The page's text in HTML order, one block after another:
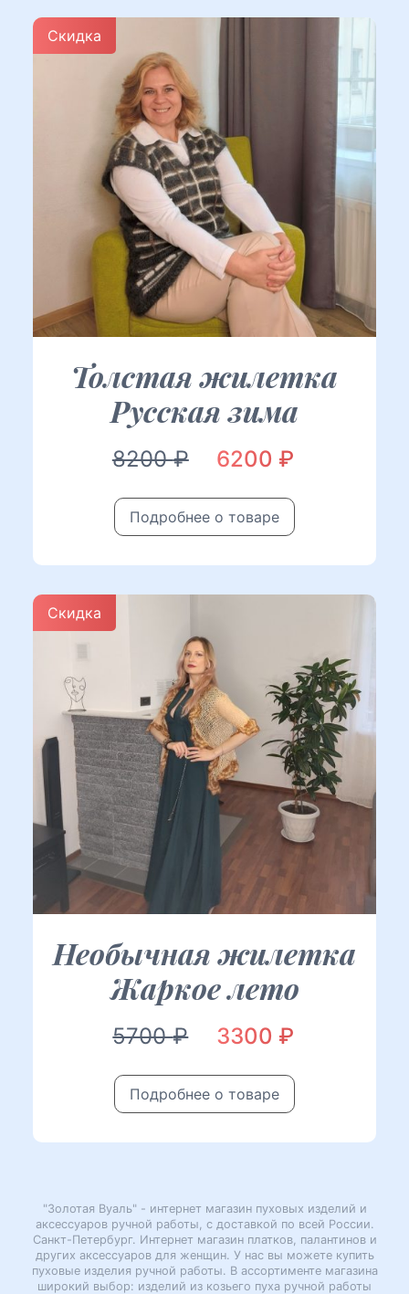
Скидка
Толстая жилетка
Русская зима
8200₽
Первоначальная
цена
составляла
6200 ₽
Подробнее о товаре
Скидка
Необычная жилетка
Жаркое лето
5700₽
Первоначальная
цена
составляла
3300 ₽
Подробнее о товаре
"Золотая Вуаль" - интернет магазин пуховых изделий и
аксессуаров ручной работы, с доставкой по всей России.
Санкт-Петербург. Интернет магазин платков, палантинов и
других аксессуаров для женщин. У нас вы можете купить
пуховые изделия ручной работы. В ассортименте магазина
широкий выбор: изделий из козьего пуха ручной работы